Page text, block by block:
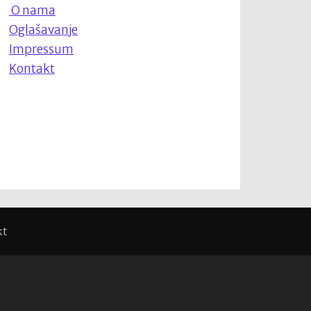
O nama
Oglašavanje
Impressum
Kontakt